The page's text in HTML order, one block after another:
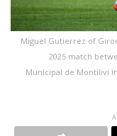
Miguel Gutierrez of
2025 match
Municipal de Montilivi